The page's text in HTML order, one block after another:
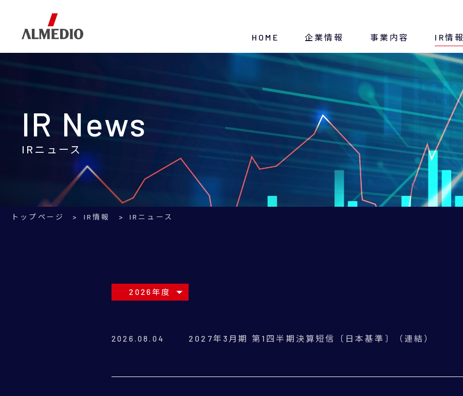
HOME 企業情報
Corporate Information トップメッセージ
経営方針
沿革
事業内容
Business 断熱材
IR情報
IR Information ディスクロージャー方針
IRニュース
IRスケジュール
決算・財務情報
IR News
IRニュース
トップページ IR情報 IRニュース
2026年度
2026.08.04 2027年3月期 第1四半期決算短信〔日本基準〕（連結）